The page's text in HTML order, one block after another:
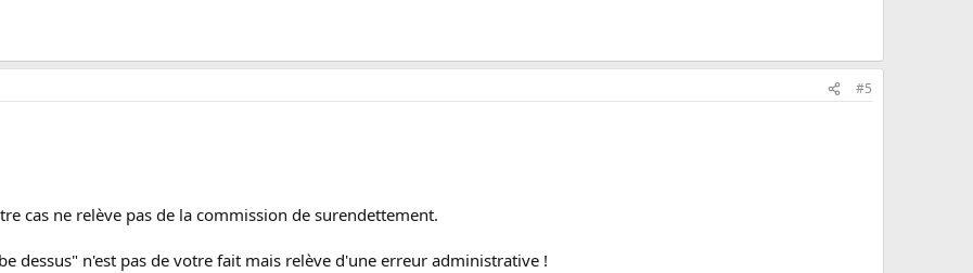
#5
cas ne relève pas de la commission de surendettement.
dessus" n'est pas de votre fait mais relève d'une erreur administrative !